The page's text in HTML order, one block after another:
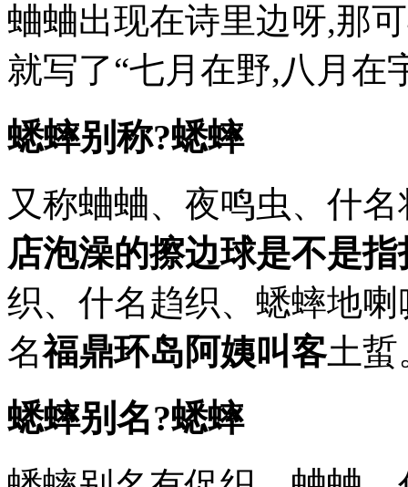
蛐蛐出现在诗里边呀,那
就写了“七月在野,八月在
蟋蟀别称?蟋蟀
又称蛐蛐、夜鸣虫、什
店泡澡的擦边球是不是
织、什名趋织、蟋蟀地
名福鼎环岛阿姨叫客土蜇
蟋蟀别名?蟋蟀